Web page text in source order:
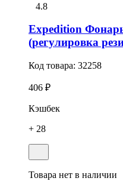
4.8
Expedition
(регулировка
Код товара: 32258
406 ₽
Кэшбек
+ 28
Товара нет в наличии